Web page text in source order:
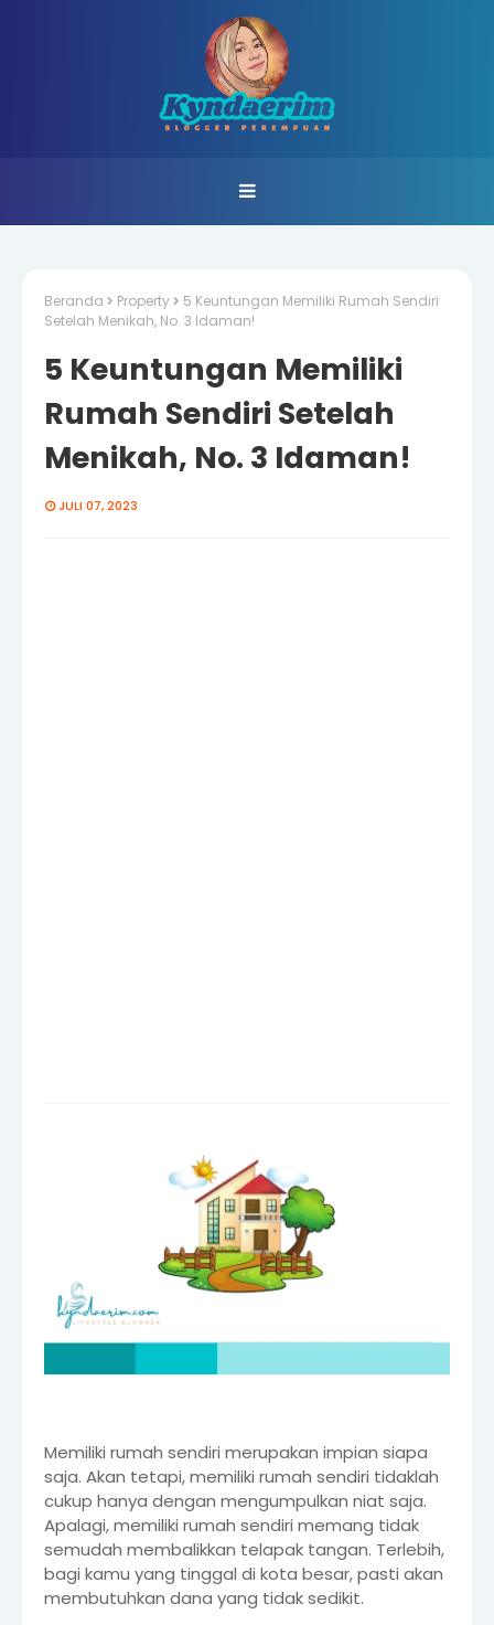
Beranda Property
5 Keuntungan Memiliki Rumah Sendiri
Setelah Menikah, No. 3 Idaman!
5 Keuntungan Memiliki
Rumah Sendiri Setelah
Menikah, No. 3 Idaman!
JULI 07, 2023
Memiliki rumah sendiri merupakan impian siapa
saja. Akan tetapi, memiliki rumah sendiri tidaklah
cukup hanya dengan mengumpulkan niat saja.
Apalagi, memiliki rumah sendiri memang tidak
semudah membalikkan telapak tangan. Terlebih,
bagi kamu yang tinggal di kota besar, pasti akan
membutuhkan dana yang tidak sedikit.